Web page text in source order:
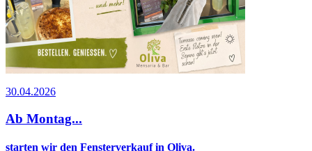
30.04.2026
Ab Montag...
starten wir den Fensterverkauf in Oliva.